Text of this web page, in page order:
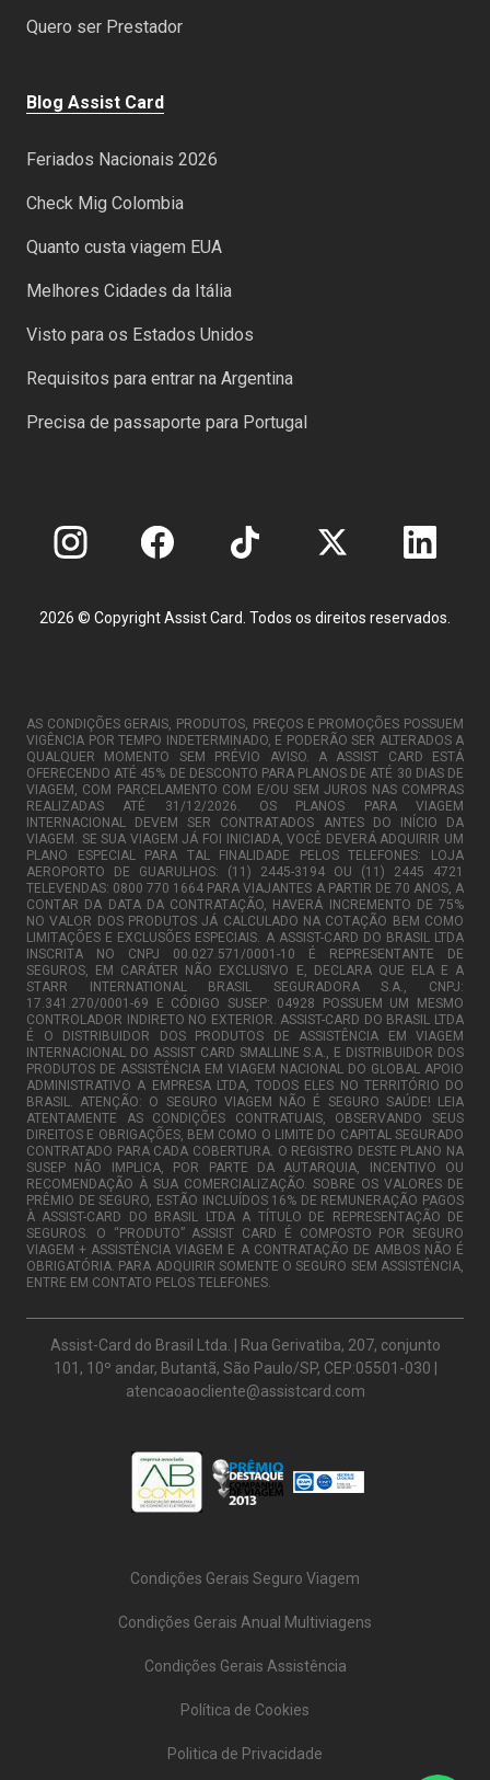
Quero ser Prestador
Blog Assist Card
Feriados Nacionais 2026
Check Mig Colombia
Quanto custa viagem EUA
Melhores Cidades da Itália
Visto para os Estados Unidos
Requisitos para entrar na Argentina
Precisa de passaporte para Portugal
2026 © Copyright Assist Card. Todos os direitos reservados.
AS CONDIÇÕES GERAIS, PRODUTOS, PREÇOS E PROMOÇÕES POSSUEM
VIGÊNCIA POR TEMPO INDETERMINADO, E PODERÃO SER ALTERADOS A
QUALQUER MOMENTO SEM PRÉVIO AVISO. A ASSIST CARD ESTÁ
OFERECENDO ATÉ 45% DE DESCONTO PARA PLANOS DE ATÉ 30 DIAS DE
VIAGEM, COM PARCELAMENTO COM E/OU SEM JUROS NAS COMPRAS
REALIZADAS ATÉ 31/12/2026. OS PLANOS PARA VIAGEM
INTERNACIONAL DEVEM SER CONTRATADOS ANTES DO INÍCIO DA
VIAGEM. SE SUA VIAGEM JÁ FOI INICIADA, VOCÊ DEVERÁ ADQUIRIR UM
PLANO ESPECIAL PARA TAL FINALIDADE PELOS TELEFONES: LOJA
AEROPORTO DE GUARULHOS: (11) 2445-3194 OU (11) 2445 4721
TELEVENDAS: 0800 770 1664 PARA VIAJANTES A PARTIR DE 70 ANOS, A
CONTAR DA DATA DA CONTRATAÇÃO, HAVERÁ INCREMENTO DE 75%
NO VALOR DOS PRODUTOS JÁ CALCULADO NA COTAÇÃO BEM COMO
LIMITAÇÕES E EXCLUSÕES ESPECIAIS. A ASSIST-CARD DO BRASIL LTDA
INSCRITA NO CNPJ 00.027.571/0001-10 É REPRESENTANTE DE
SEGUROS, EM CARÁTER NÃO EXCLUSIVO E, DECLARA QUE ELA E A
STARR INTERNATIONAL BRASIL SEGURADORA S.A., CNPJ:
17.341.270/0001-69 E CÓDIGO SUSEP: 04928 POSSUEM UM MESMO
CONTROLADOR INDIRETO NO EXTERIOR. ASSIST-CARD DO BRASIL LTDA
É O DISTRIBUIDOR DOS PRODUTOS DE ASSISTÊNCIA EM VIAGEM
INTERNACIONAL DO ASSIST CARD SMALLINE S.A., E DISTRIBUIDOR DOS
PRODUTOS DE ASSISTÊNCIA EM VIAGEM NACIONAL DO GLOBAL APOIO
ADMINISTRATIVO A EMPRESA LTDA, TODOS ELES NO TERRITÓRIO DO
BRASIL. ATENÇÃO: O SEGURO VIAGEM NÃO É SEGURO SAÚDE! LEIA
ATENTAMENTE AS CONDIÇÕES CONTRATUAIS, OBSERVANDO SEUS
DIREITOS E OBRIGAÇÕES, BEM COMO O LIMITE DO CAPITAL SEGURADO
CONTRATADO PARA CADA COBERTURA. O REGISTRO DESTE PLANO NA
SUSEP NÃO IMPLICA, POR PARTE DA AUTARQUIA, INCENTIVO OU
RECOMENDAÇÃO À SUA COMERCIALIZAÇÃO. SOBRE OS VALORES DE
PRÊMIO DE SEGURO, ESTÃO INCLUÍDOS 16% DE REMUNERAÇÃO PAGOS
À ASSIST-CARD DO BRASIL LTDA A TÍTULO DE REPRESENTAÇÃO DE
SEGUROS. O “PRODUTO” ASSIST CARD É COMPOSTO POR SEGURO
VIAGEM + ASSISTÊNCIA VIAGEM E A CONTRATAÇÃO DE AMBOS NÃO É
OBRIGATÓRIA. PARA ADQUIRIR SOMENTE O SEGURO SEM ASSISTÊNCIA,
ENTRE EM CONTATO PELOS TELEFONES.
Assist-Card do Brasil Ltda. | Rua Gerivatiba, 207, conjunto
101, 10º andar, Butantã, São Paulo/SP, CEP:05501-030 |
atencaoaocliente@assistcard.com
Condições Gerais Seguro Viagem
Condições Gerais Anual Multiviagens
Condições Gerais Assistência
Política de Cookies
Politica de Privacidade